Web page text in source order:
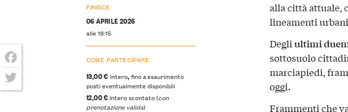
alla città attuale,
lineamenti
Degliultimi
sottosuolo
marciapiedi,
oggi.
Frammenti che
FINISCE
06 APRILE 2026
alle 18:15
COME PARTECIPARE
13,00 € Intero,fino a esaurimento
posti eventualmente disponibili
12,00 € Intero scontato (con
prenotazione valida)
Facebook
Twitter